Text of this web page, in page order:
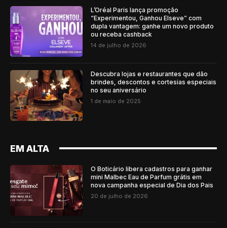
L’Oréal Paris lança promoção
“Experimentou, Ganhou Elseve” com
dupla vantagem: ganhe um novo produto
ou receba cashback
14 de julho de 2026
Descubra lojas e restaurantes que dão
brindes, descontos e cortesias especiais
no seu aniversário
1 de maio de 2025
EM ALTA
O Boticário libera cadastros para ganhar
mini Malbec Eau de Parfum grátis em
nova campanha especial de Dia dos Pais
20 de julho de 2026